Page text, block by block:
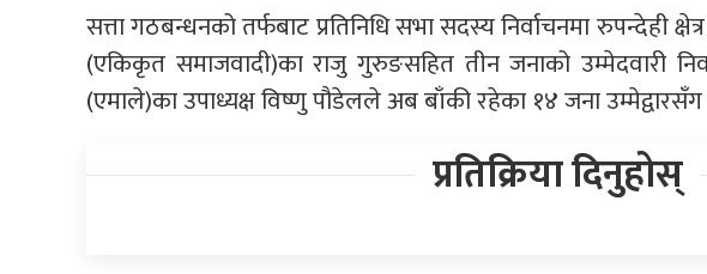
सत्ता गठबन्धनको तर्फबाट प्रतिनिधि सभा सदस्य निर्वाचनमा रुपन्देही
(एकिकृत समाजवादी)का राजु गुरुङसहित तीन जनाको उम्मेदवारी
(एमाले)का उपाध्यक्ष विष्णु पौडेलले अब बाँकी रहेका १४ जना उम्मेद्वारसँग
प्रतिक्रिया दिनुहोस्